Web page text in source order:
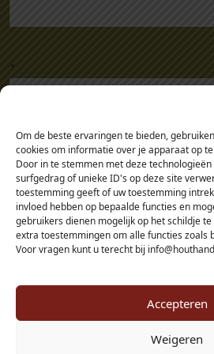
Om de beste ervaringen te bieden,
cookies om informatie over je apparaat op
Door in te stemmen met deze
surfgedrag of unieke ID's op deze site
toestemming geeft of uw toestemming
invloed hebben op bepaalde functies en
gebruikers dienen mogelijk op het schildje
extra toestemmingen om alle functies zoals
Voor vragen kunt u terecht bij
Accepteren
Weigeren
.